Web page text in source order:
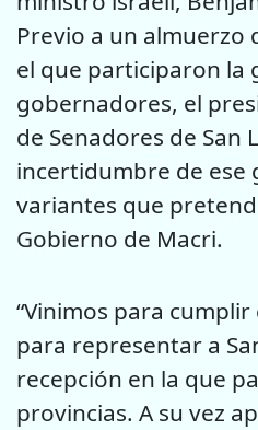
Previo a un almuerzo
el que participaron la
gobernadores, el
de Senadores de San
incertidumbre de ese
variantes que
Gobierno de Macri.
“Vinimos para
para representar a
recepción en la que
provincias. A su vez